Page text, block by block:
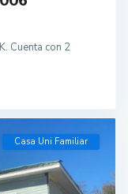
Cuenta con 2
Casa Uni Familiar